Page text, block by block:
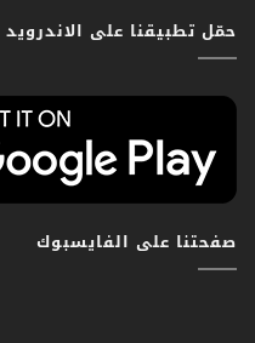
حمّل تطبيقنا على الاندرويد
صفحتنا على الفايسبوك